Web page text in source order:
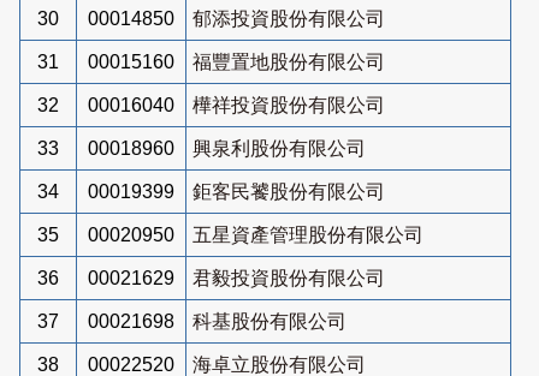
30 00014850 郁添投資股份有限公司
31 00015160 福豐置地股份有限公司
32 00016040 樺祥投資股份有限公司
33 00018960 興泉利股份有限公司
34 00019399 鉅客民饕股份有限公司
35 00020950 五星資產管理股份有限公司
36 00021629 君毅投資股份有限公司
37 00021698 科基股份有限公司
38 00022520 海卓立股份有限公司